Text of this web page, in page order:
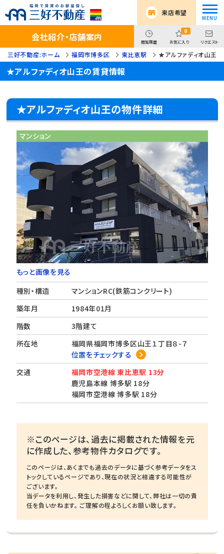
来店希望
会社紹介・店舗案内 閲覧履歴
0
お気に入り リクエスト
三好不動産:ホーム 福岡市博多区 東比恵駅 ★アルファディオ山王
★アルファディオ山王の賃貸情報
★アルファディオ山王の物件詳細
マンション
もっと画像を見る
種別・構造
マンションRC(鉄筋コンクリート)
築年月
1984年01月
階数
3階建て
所在地
福岡県福岡市博多区山王１丁目８-７
位置をチェックする
交通
福岡市空港線 東比恵駅 13分
鹿児島本線 博多駅 18分
福岡市空港線 博多駅 18分
※このページは、過去に掲載された情報を元
に作成した、参考物件カタログです。
このページは、あくまでも過去のデータに基づく参考データをス
トックしているページであり、現在の状況と相違する可能性が
ございます。
当データを利用し、発生した損害などに関して、弊社は一切の責
任を負いかねます。 ご理解の程よろしくお願い致します。